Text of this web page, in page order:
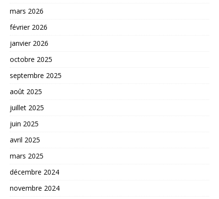
mars 2026
février 2026
janvier 2026
octobre 2025
septembre 2025
août 2025
juillet 2025
juin 2025
avril 2025
mars 2025
décembre 2024
novembre 2024